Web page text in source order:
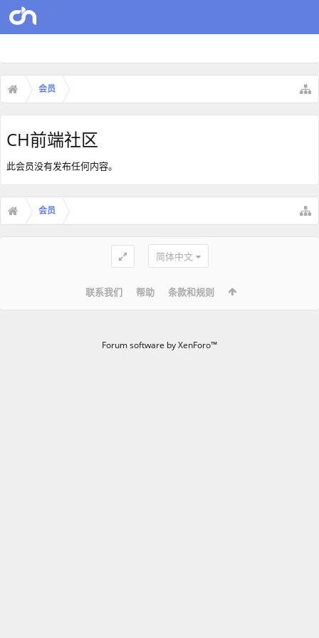
会员
CH前端社区
此会员没有发布任何内容。
会员
简体中文
联系我们 帮助 条款和规则
Forum software by XenForo™